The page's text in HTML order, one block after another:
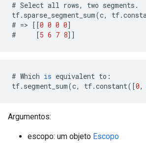
# Select all rows, two segments .
tf. sparse_segment_sum(c, tf.
# => [[0 0 0 0]
#
[5 6 7 8]]
# Which is equivalent to :
tf. segment_sum(c, tf.constant([0,
Argumentos:
escopo: um objeto Escopo